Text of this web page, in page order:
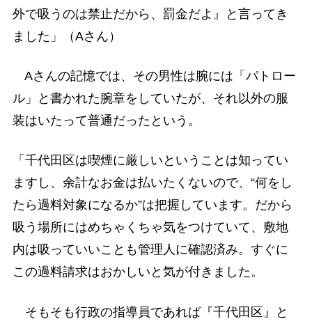
外で吸うのは禁止だから、罰金だよ』と言ってき
ました」（Aさん）
Aさんの記憶では、その男性は腕には「パトロー
ル」と書かれた腕章をしていたが、それ以外の服
装はいたって普通だったという。
「千代田区は喫煙に厳しいということは知ってい
ますし、余計なお金は払いたくないので、“何をし
たら過料対象になるか”は把握しています。だから
吸う場所にはめちゃくちゃ気をつけていて、敷地
内は吸っていいことも管理人に確認済み。すぐに
この過料請求はおかしいと気が付きました。
そもそも行政の指導員であれば『千代田区』と